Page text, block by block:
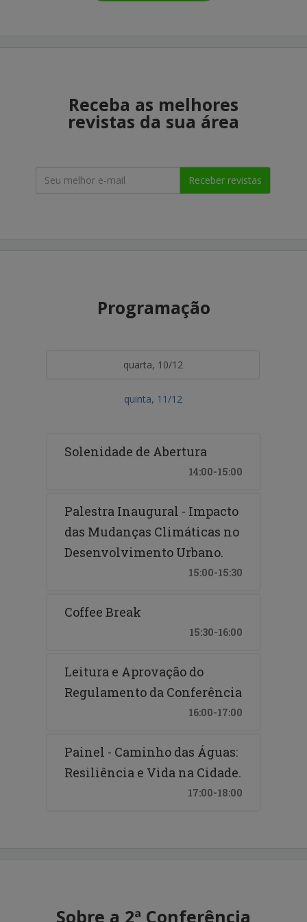
Receba as melhores
revistas da sua área
Receber revistas
Programação
quarta, 10/12
quinta, 11/12
Solenidade de Abertura
14:00-15:00
Palestra Inaugural - Impacto
das Mudanças Climáticas no
Desenvolvimento Urbano.
15:00-15:30
Coffee Break
15:30-16:00
Leitura e Aprovação do
Regulamento da Conferência
16:00-17:00
Painel - Caminho das Águas:
Resiliência e Vida na Cidade.
17:00-18:00
Sobre a 2ª Conferência